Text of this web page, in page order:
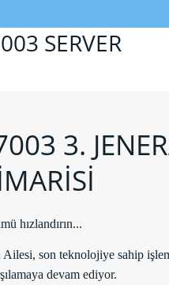
SERVER
3.
hızlandırın...
son teknolojiye sahip
devam ediyor.